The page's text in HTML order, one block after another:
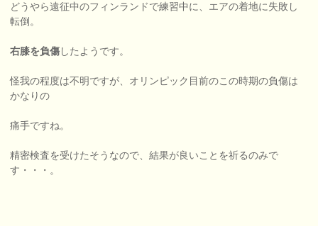
どうやら遠征中のフィンランドで練習中に、エアの着地に失敗し
転倒。
右膝を負傷したようです。
怪我の程度は不明ですが、オリンピック目前のこの時期の負傷は
かなりの
痛手ですね。
精密検査を受けたそうなので、結果が良いことを祈るのみで
す・・・。